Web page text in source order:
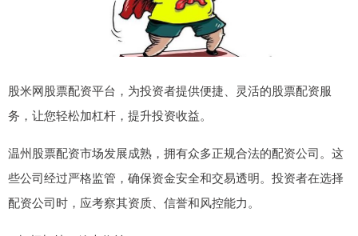
股米网股票配资平台，为投资者提供便捷、灵活的股票配资服
务，让您轻松加杠杆，提升投资收益。
温州股票配资市场发展成熟，拥有众多正规合法的配资公司。这
些公司经过严格监管，确保资金安全和交易透明。投资者在选择
配资公司时，应考察其资质、信誉和风控能力。